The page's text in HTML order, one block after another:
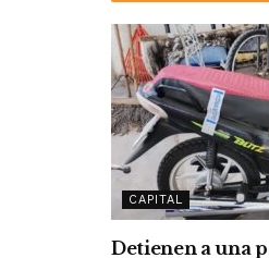
CAPITAL
Detienen a una